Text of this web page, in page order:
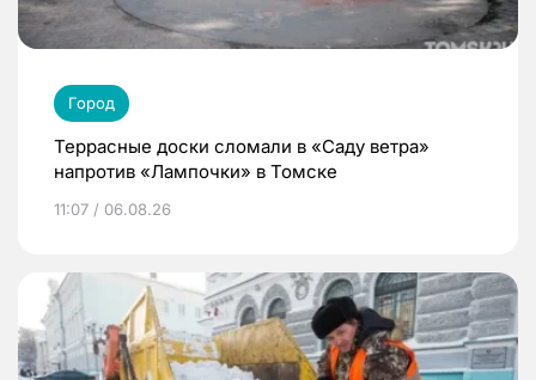
Город
Террасные доски сломали в «Саду ветра»
напротив «Лампочки» в Томске
11:07 / 06.08.26